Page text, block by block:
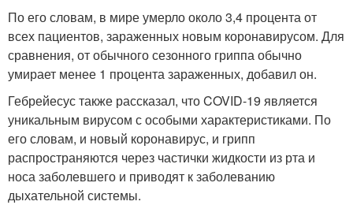
По его словам, в мире умерло около 3,4 процента от
всех пациентов, зараженных новым коронавирусом. Для
сравнения, от обычного сезонного гриппа обычно
умирает менее 1 процента зараженных, добавил он.
Гебрейесус также рассказал, что COVID-19 является
уникальным вирусом с особыми характеристиками. По
его словам, и новый коронавирус, и грипп
распространяются через частички жидкости из рта и
носа заболевшего и приводят к заболеванию
дыхательной системы.